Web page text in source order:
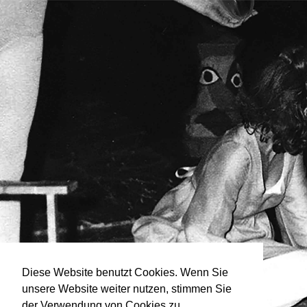
Diese Website benutzt Cookies. Wenn Sie
unsere Website weiter nutzen, stimmen Sie